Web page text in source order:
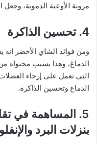
مرونة الأوعية الدموية،
4. تحسين الذاكرة
ومن فوائد الشاي الأخضر
الدماغ، وهذا بسبب محتواه
التي تعمل على إرخاء
الدماغ وتحسين الذاكرة.
5. المساهمة في
بنزلات البرد